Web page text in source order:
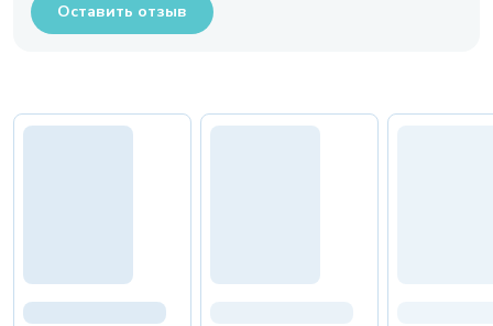
Оставить отзыв